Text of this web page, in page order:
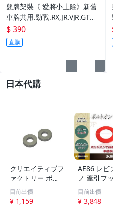
翹牌架裝《 愛將小土除》新舊
車牌共用.勁戰.RX,JR.VJR.GTR,
cuxi.VP,KTR,三葉.光陽.三陽
$ 390
直購
日本代購
クリエイティブフ
ァクトリー ポッ
シュ(Cf Posh) ア
ルミスペーサー
目前出價
¥ 1,159
AE86 レビ
ノ 牽引フ
ッド 赤 フ
6mm厚 け
目前出價
¥ 3,848